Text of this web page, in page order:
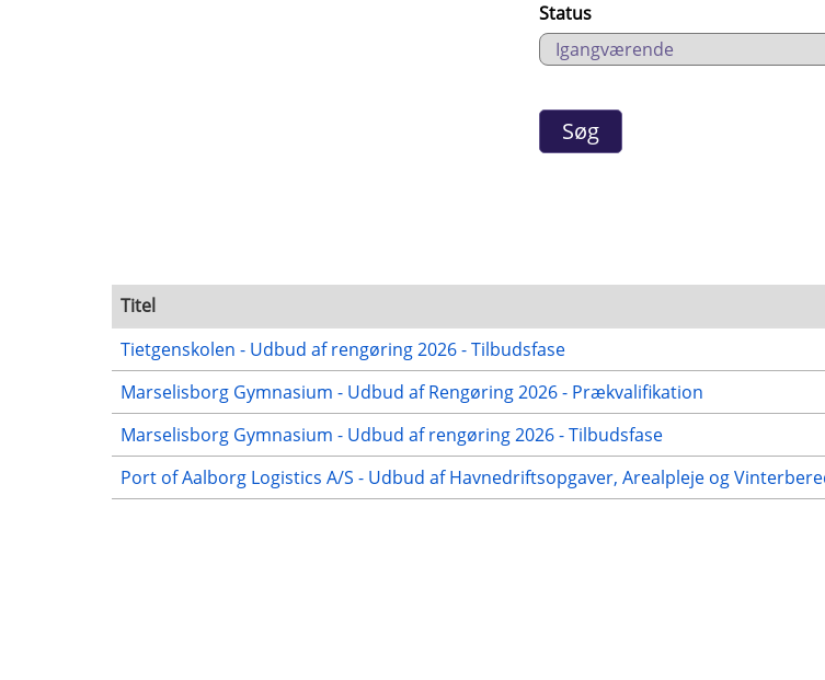
Status
Titel
Tietgenskolen - Udbud af rengøring 2026 - Tilbudsfase
Marselisborg Gymnasium - Udbud af Rengøring 2026 - Prækvalifikation
Marselisborg Gymnasium - Udbud af rengøring 2026 - Tilbudsfase
Port of Aalborg Logistics A/S - Udbud af Havnedriftsopgaver, Arealpleje og